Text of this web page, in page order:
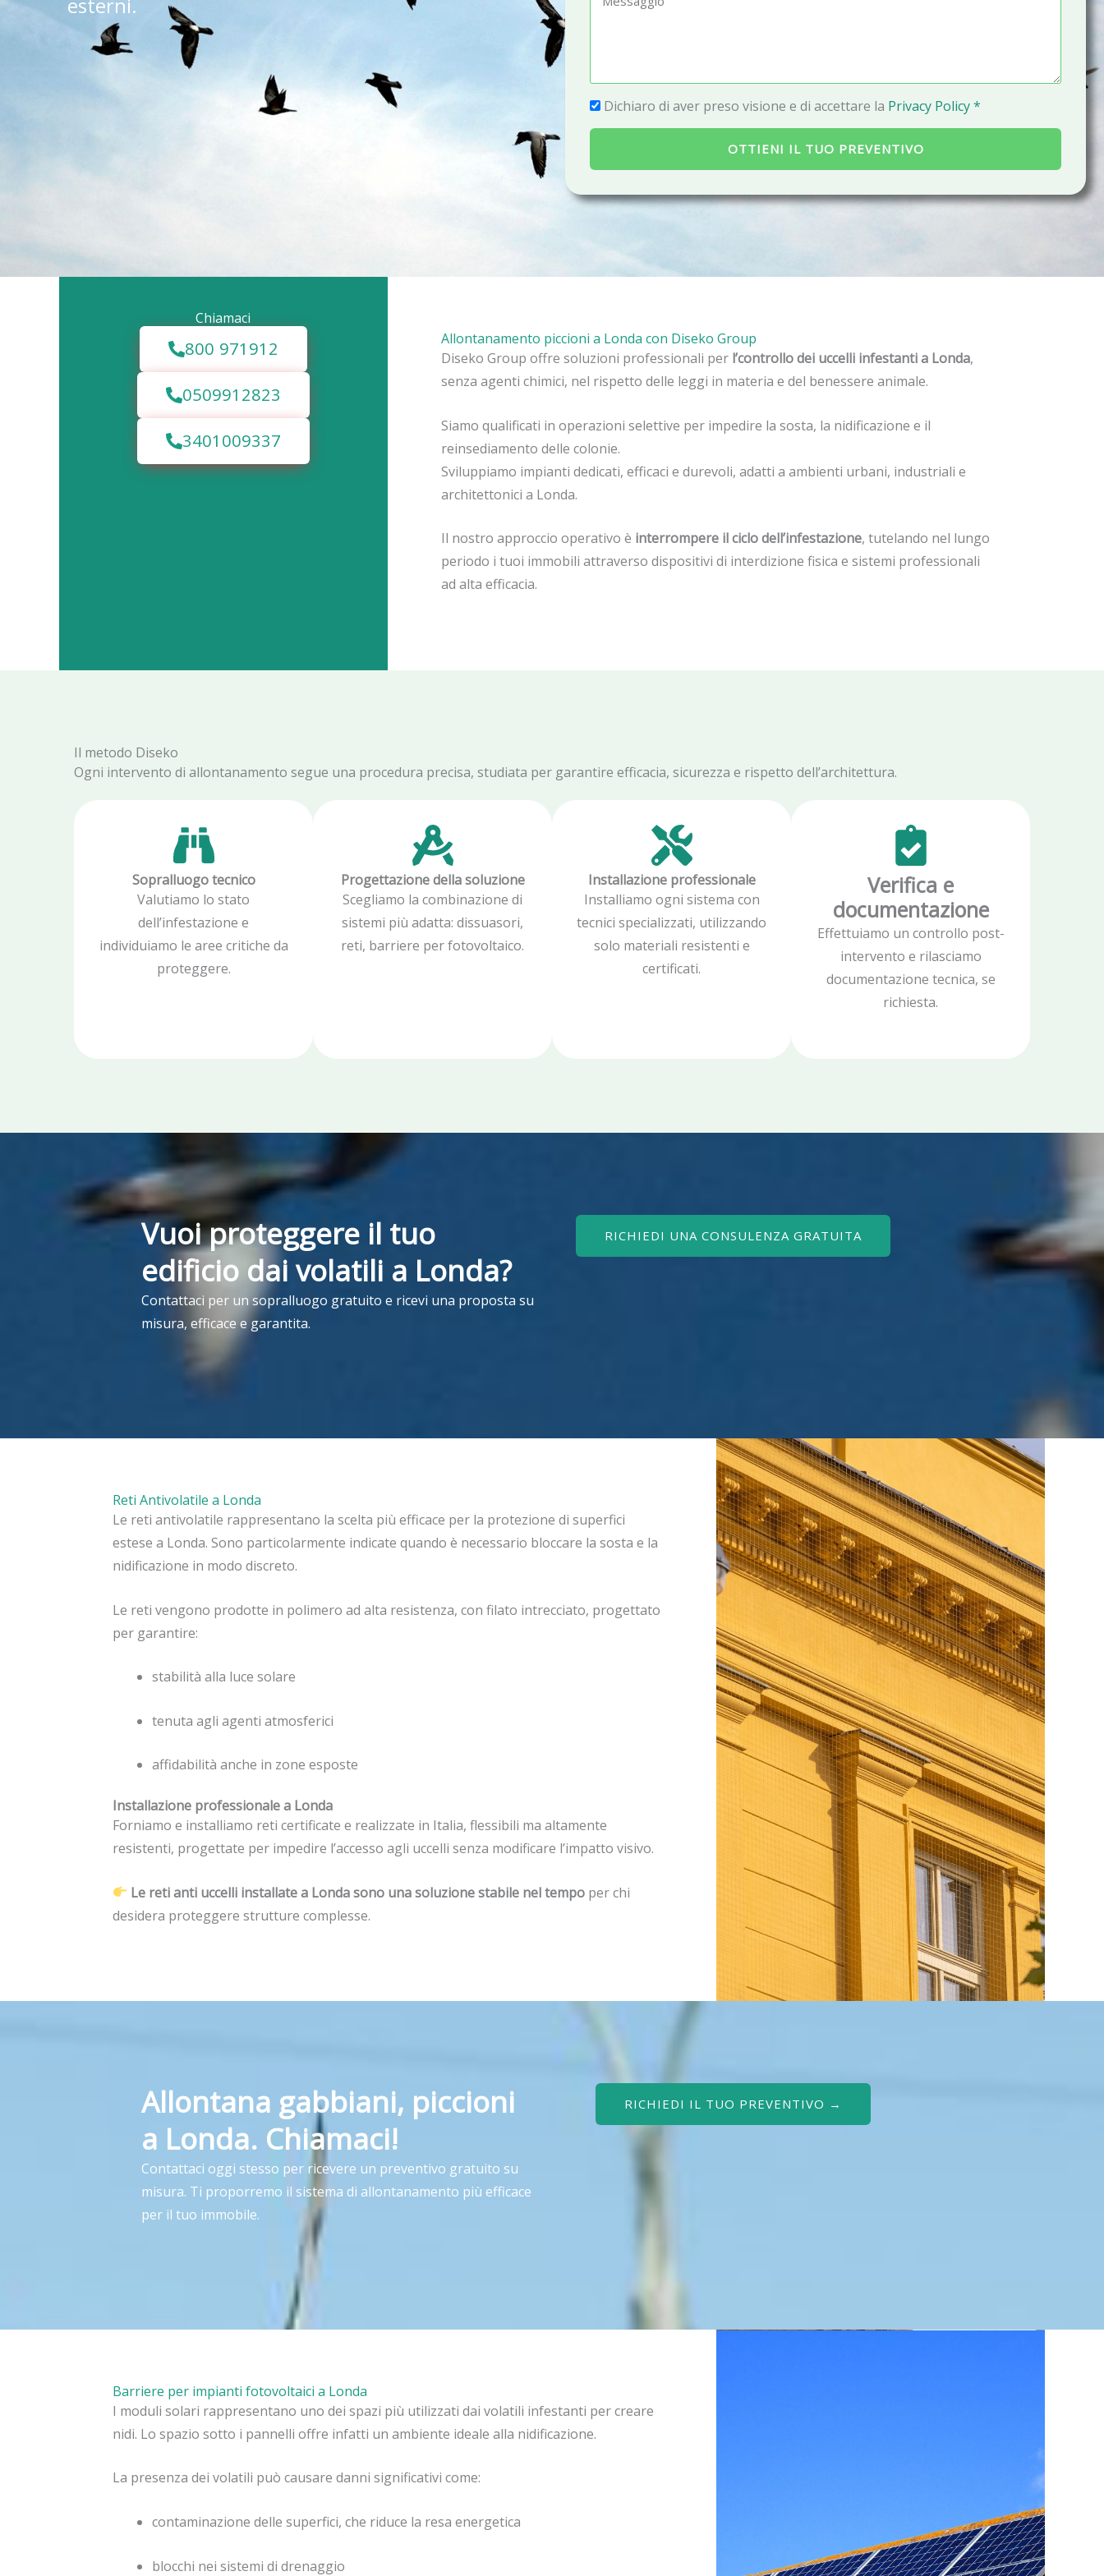
n
o
g
g
P
r
v
a
Dichiaro di aver preso visione e di accettare la Privacy Policy *
OTTIENI IL TUO PREVENTIVO
Allontanamento piccioni a Londa con Diseko Group
Diseko Group offre soluzioni professionali per l’controllo dei uccelli infestanti a Londa,
senza agenti chimici, nel rispetto delle leggi in materia e del benessere animale.
Siamo qualificati in operazioni selettive per impedire la sosta, la nidificazione e il
reinsediamento delle colonie.
Sviluppiamo impianti dedicati, efficaci e durevoli, adatti a ambienti urbani, industriali e
architettonici a Londa.
Il nostro approccio operativo è interrompere il ciclo dell’infestazione, tutelando nel lungo
periodo i tuoi immobili attraverso dispositivi di interdizione fisica e sistemi professionali
ad alta efficacia.
Chiamaci
800 971912
0509912823
3401009337
Il metodo Diseko
Ogni intervento di allontanamento segue una procedura precisa, studiata per garantire efficacia, sicurezza e rispetto dell’architettura.
Sopralluogo tecnico
Valutiamo lo stato
dell’infestazione e
individuiamo le aree critiche da
proteggere.
Progettazione della soluzione
Scegliamo la combinazione di
sistemi più adatta: dissuasori,
reti, barriere per fotovoltaico.
Installazione professionale
Installiamo ogni sistema con
tecnici specializzati, utilizzando
solo materiali resistenti e
certificati.
Verifica e
documentazione
Effettuiamo un controllo post-
intervento e rilasciamo
documentazione tecnica, se
richiesta.
Vuoi proteggere il tuo
edificio dai volatili a Londa?
Contattaci per un sopralluogo gratuito e ricevi una proposta su
misura, efficace e garantita.
RICHIEDI UNA CONSULENZA GRATUITA
Reti Antivolatile a Londa
Le reti antivolatile rappresentano la scelta più efficace per la protezione di superfici
estese a Londa. Sono particolarmente indicate quando è necessario bloccare la sosta e la
nidificazione in modo discreto.
Le reti vengono prodotte in polimero ad alta resistenza, con filato intrecciato, progettato
per garantire:
stabilità alla luce solare
tenuta agli agenti atmosferici
affidabilità anche in zone esposte
Installazione professionale a Londa
Forniamo e installiamo reti certificate e realizzate in Italia, flessibili ma altamente
resistenti, progettate per impedire l’accesso agli uccelli senza modificare l’impatto visivo.
Le reti anti uccelli installate a Londa sono una soluzione stabile nel tempo per chi
desidera proteggere strutture complesse.
Allontana gabbiani, piccioni
a Londa. Chiamaci!
Contattaci oggi stesso per ricevere un preventivo gratuito su
misura. Ti proporremo il sistema di allontanamento più efficace
per il tuo immobile.
RICHIEDI IL TUO PREVENTIVO →
Barriere per impianti fotovoltaici a Londa
I moduli solari rappresentano uno dei spazi più utilizzati dai volatili infestanti per creare
nidi. Lo spazio sotto i pannelli offre infatti un ambiente ideale alla nidificazione.
La presenza dei volatili può causare danni significativi come:
contaminazione delle superfici, che riduce la resa energetica
blocchi nei sistemi di drenaggio